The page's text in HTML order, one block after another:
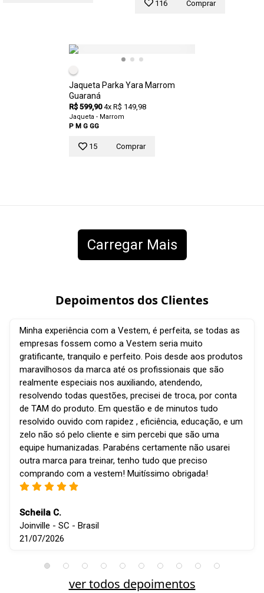
116 Comprar
Jaqueta Parka Yara Marrom
Guaraná
R$ 599,90 4x R$ 149,98
Jaqueta - Marrom
P M G GG
15 Comprar
Carregar Mais
Depoimentos dos Clientes
Minha experiência com a Vestem, é perfeita, se todas as
empresas fossem como a Vestem seria muito
gratificante, tranquilo e perfeito. Pois desde aos produtos
maravilhosos da marca até os profissionais que são
realmente especiais nos auxiliando, atendendo,
resolvendo todas questões, precisei de troca, por conta
de TAM do produto. Em questão e de minutos tudo
resolvido ouvido com rapidez , eficiência, educação, e um
zelo não só pelo cliente e sim percebi que são uma
equipe humanizadas. Parabéns certamente não usarei
outra marca para treinar, tenho tudo que preciso
comprando com a vestem! Muitíssimo obrigada!
Scheila C.
Joinville - SC - Brasil
21/07/2026
ver todos depoimentos